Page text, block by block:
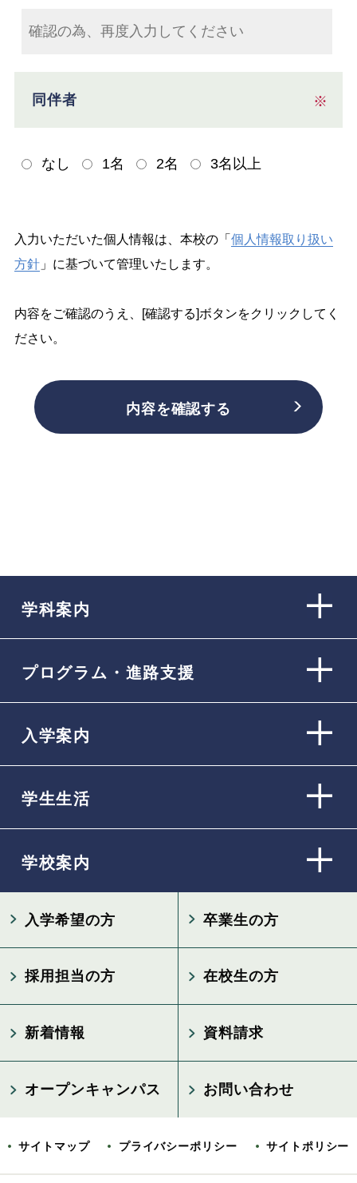
同伴者 ※
なし 1名 2名 3名以上
入力いただいた個人情報は、本校の「 個人情報取り扱い
方針」に基づいて管理いたします。
内容をご確認のうえ、[確認する]ボタンをクリックしてく
ださい。
学科案内
プログラム・進路支援
入学案内
学生生活
学校案内
入学希望の方 卒業生の方
採用担当の方 在校生の方
新着情報 資料請求
オープンキャンパス お問い合わせ
サイトマップ プライバシーポリシー サイトポリシー